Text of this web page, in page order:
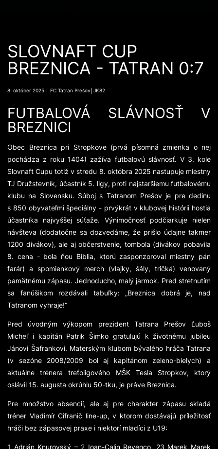
SLOVNAFT CUP
BREZNICA - TATRAN 0:7
8. október 2025 │ FC Tatran Prešov│JK82
FUTBALOVÁ SLÁVNOSŤ V
BREZNICI
Obec Breznica pri Stropkove (prvá písomná zmienka o nej
pochádza z roku 1404) zažíva futbalovú slávnosť. V 3. kole
Slovnaft Cupu totiž v stredu 8. októbra 2025 nastupuje miestny
TJ Družstevník, účastník 5. ligy, proti najstaršiemu futbalovému
klubu na Slovensku. Súboj s Tatranom Prešov je pre dedinu
s 850 obyvateľmi špeciálny - prvýkrát v klubovej histórii hostia
účastníka najvyššej súťaže. Výnimočnosť podčiarkuje nielen
návšteva (dodatočne sa dozvedáme, že prišlo údajne takmer
1200 divákov), ale aj občerstvenie, tombola (divákov pobavila
8. cena - bola ňou Biblia, ktorú zasponzoroval miestny pán
farár) a spomienkový merch (vlajky, šály, tričká) venovaný
pamätnému zápasu. Jednoducho, malý jarmok. Pred stretnutím
sa fanúšikom rozdávali tabuľky: „Breznica dobrá je, nad
Tatranom vyhraje!“
Pred úvodným výkopom prezident Tatrana Prešov Ľuboš
Micheľ i kapitán Patrik Šimko gratulujú k životnému jubileu
Jánovi Šafrankovi. Materským klubom bývalého hráča Tatrana
(v sezóne 2008/2009 bol aj kapitánom zeleno-bielych) a
aktuálne trénera treťoligového MŠK Tesla Stropkov, ktorý
oslávil 15. augusta okrúhlu 50-tku, je práve Breznica.
Pre množstvo absencií, ale aj pre charakter zápasu skladá
tréner Vladimír Cifranič line-up, v ktorom dostávajú príležitosť
hráči bez zápasovej praxe i niektorí mladíci z U19:
1 Adrián Knurovský – 2 Ioan-Calin Revenco, 23 Marek Marek